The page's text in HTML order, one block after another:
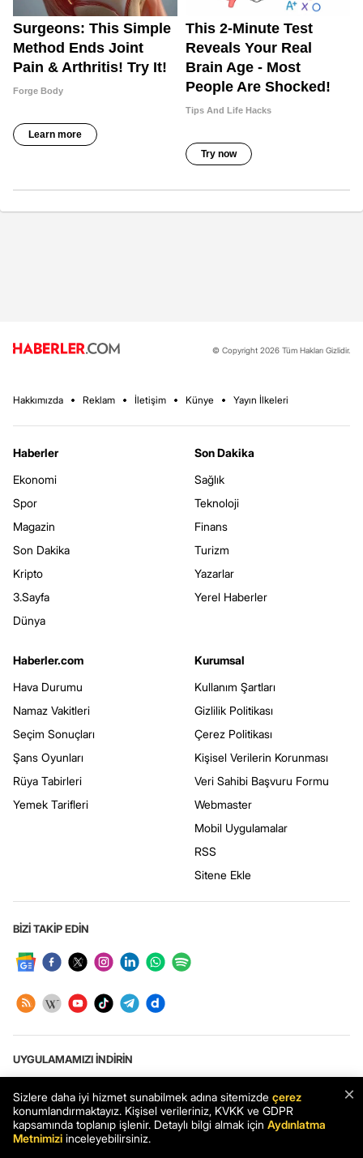
© Copyright 2026 Tüm Hakları Gizlidir.
Hakkımızda Reklam İletişim Künye Yayın İlkeleri
Haberler
Ekonomi
Spor
Magazin
Son Dakika
Kripto
3.Sayfa
Dünya
Son Dakika
Sağlık
Teknoloji
Finans
Turizm
Yazarlar
Yerel Haberler
Haberler.com
Hava Durumu
Namaz Vakitleri
Seçim Sonuçları
Şans Oyunları
Rüya Tabirleri
Yemek Tarifleri
Kurumsal
Kullanım Şartları
Gizlilik Politikası
Çerez Politikası
Kişisel Verilerin Korunması
Veri Sahibi Başvuru Formu
Webmaster
Mobil Uygulamalar
RSS
Sitene Ekle
BİZİ TAKİP EDİN
UYGULAMAMIZI İNDİRİN
Haberler.com: Türkiye’nin en kapsamlı haber sitesi. Son dakika haberleri
ve en güncel gelişmeler Haberler.com’da.
×
Sizlere daha iyi hizmet sunabilmek adına sitemizde çerez
konumlandırmaktayız. Kişisel verileriniz, KVKK ve GDPR
kapsamında toplanıp işlenir. Detaylı bilgi almak için Aydınlatma
Metnimizi inceleyebilirsiniz.